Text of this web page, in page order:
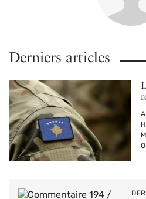
Derniers articles